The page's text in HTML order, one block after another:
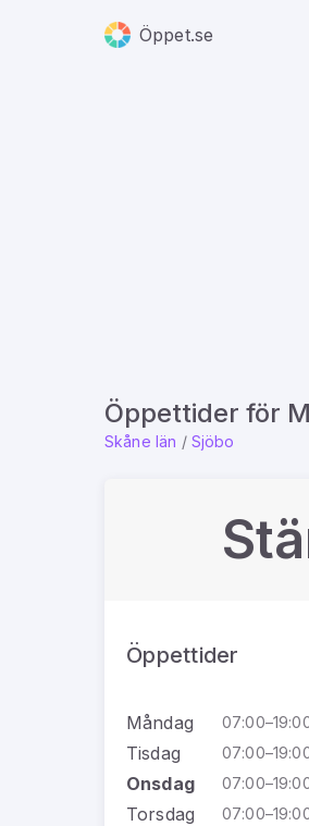
Öppet.se
Öppettider för
Skåne län / Sjöbo
Öppettider
Måndag
Tisdag
Onsdag
Torsdag